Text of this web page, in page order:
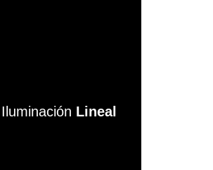
Iluminación Lineal
Iluminación Lineal